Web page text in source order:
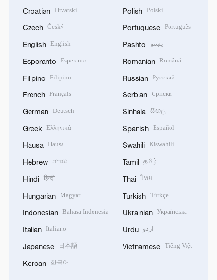
Croatian Hrvatski
Czech Český
English English
Esperanto Esperanto
Filipino Filipino
French Français
German Deutsch
Greek Ελληνικά
Hausa Hausa
Hebrew עברית
Hindi हिन्दी
Hungarian Magyar
Indonesian Bahasa Indonesia
Italian Italiano
Japanese 日本語
Korean 한국어
Polish Polski
Portuguese Português
Pashto پښتو
Romanian Română
Russian Русский
Serbian Српски
Sinhala සිංහල
Spanish Español
Swahili Kiswahili
Tamil தமிழ்
Thai ไทย
Turkish Türkçe
Ukrainian Українська
Urdu اردو
Vietnamese Tiếng Việt